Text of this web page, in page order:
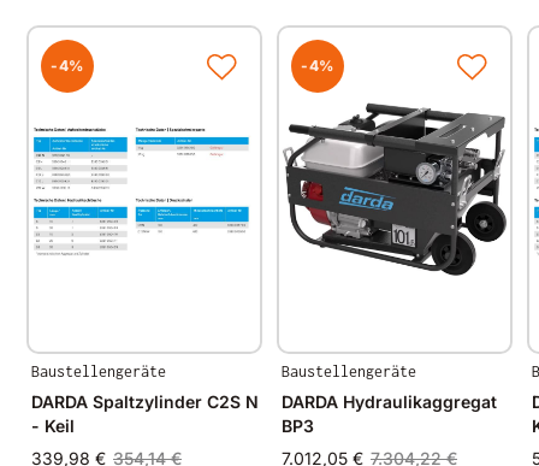
-4%
Baustellengeräte
DARDA Spaltzylinder C2S N
- Keil
339,98 € 354,14 €
-4%
Baustellengeräte
DARDA Hydraulikaggregat
BP3
7.012,05 € 7.304,22 €